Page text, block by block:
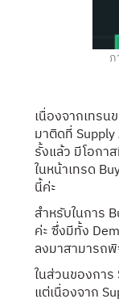
เนื่องจากเทรน
มาติดที่
รั้งแล้ว มีโอกา
ในหน้าเทรด
นี้ค่ะ
สำหรับในการ
ค่ะ ซึ่งมีทั้ง
ลงมาสามารถ
ในส่วนของกา
แต่เนื่องจาก